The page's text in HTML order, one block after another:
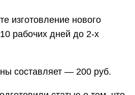
изготовление нового
рабочих дней до 2-х
составляет — 200 руб.